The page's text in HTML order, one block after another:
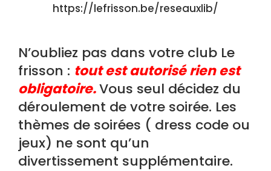
https://lefrisson.be/reseauxlib/
N’oubliez pas dans votre club Le
frisson : tout est autorisé rien est
obligatoire.Vous seul décidez du
déroulement de votre soirée. Les
thèmes de soirées ( dress code ou
jeux) ne sont qu’un
divertissement supplémentaire.